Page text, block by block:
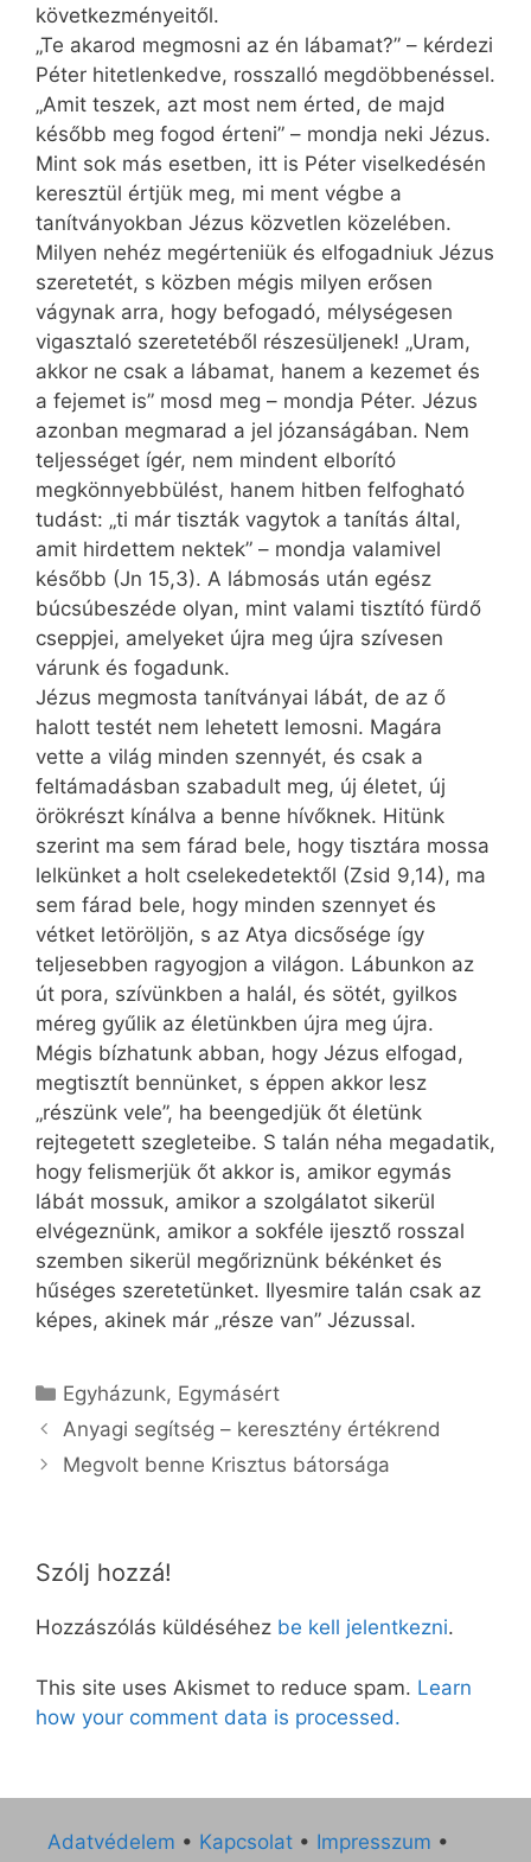
következményeitől.
„Te akarod megmosni az én lábamat?” – kérdezi
Péter hitetlenkedve, rosszalló megdöbbenéssel.
„Amit teszek, azt most nem érted, de majd
később meg fogod érteni” – mondja neki Jézus.
Mint sok más esetben, itt is Péter viselkedésén
keresztül értjük meg, mi ment végbe a
tanítványokban Jézus közvetlen közelében.
Milyen nehéz megérteniük és elfogadniuk Jézus
szeretetét, s közben mégis milyen erősen
vágynak arra, hogy befogadó, mélységesen
vigasztaló szeretetéből részesüljenek! „Uram,
akkor ne csak a lábamat, hanem a kezemet és
a fejemet is” mosd meg – mondja Péter. Jézus
azonban megmarad a jel józanságában. Nem
teljességet ígér, nem mindent elborító
megkönnyebbülést, hanem hitben felfogható
tudást: „ti már tiszták vagytok a tanítás által,
amit hirdettem nektek” – mondja valamivel
később (Jn 15,3). A lábmosás után egész
búcsúbeszéde olyan, mint valami tisztító fürdő
cseppjei, amelyeket újra meg újra szívesen
várunk és fogadunk.
Jézus megmosta tanítványai lábát, de az ő
halott testét nem lehetett lemosni. Magára
vette a világ minden szennyét, és csak a
feltámadásban szabadult meg, új életet, új
örökrészt kínálva a benne hívőknek. Hitünk
szerint ma sem fárad bele, hogy tisztára mossa
lelkünket a holt cselekedetektől (Zsid 9,14), ma
sem fárad bele, hogy minden szennyet és
vétket letöröljön, s az Atya dicsősége így
teljesebben ragyogjon a világon. Lábunkon az
út pora, szívünkben a halál, és sötét, gyilkos
méreg gyűlik az életünkben újra meg újra.
Mégis bízhatunk abban, hogy Jézus elfogad,
megtisztít bennünket, s éppen akkor lesz
„részünk vele”, ha beengedjük őt életünk
rejtegetett szegleteibe. S talán néha megadatik,
hogy felismerjük őt akkor is, amikor egymás
lábát mossuk, amikor a szolgálatot sikerül
elvégeznünk, amikor a sokféle ijesztő rosszal
szemben sikerül megőriznünk békénket és
hűséges szeretetünket. Ilyesmire talán csak az
képes, akinek már „része van” Jézussal.
Kategória
Egyházunk, Egymásért
Anyagi segítség – keresztény értékrend
Megvolt benne Krisztus bátorsága
Szólj hozzá!
Hozzászólás küldéséhez be kell jelentkezni.
This site uses Akismet to reduce spam. Learn
how your comment data is processed.
Adatvédelem • Kapcsolat • Impresszum •